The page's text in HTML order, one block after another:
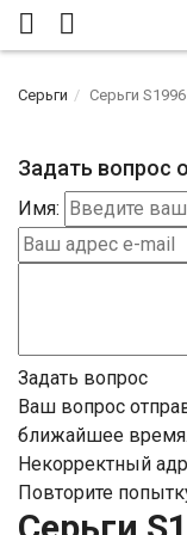
Серьги Серьги S1996
Задать вопрос
Имя:
Задать вопрос
Ваш вопрос
ближайшее время.
Некорректный
Повторите